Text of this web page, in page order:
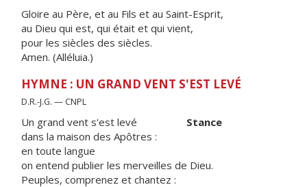
Gloire au Père, et au Fils et au Saint-Esprit,
au Dieu qui est, qui était et qui vient,
pour les siècles des siècles.
Amen. (Alléluia.)
HYMNE : UN GRAND VENT S'EST LEVÉ
D.R.-J.G. — CNPL
Un grand vent s'est levé Stance
dans la maison des Apôtres :
en toute langue
on entend publier les merveilles de Dieu.
Peuples, comprenez et chantez :